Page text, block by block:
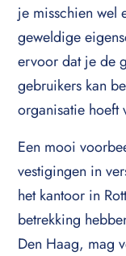
je misschien wel
geweldige
ervoor dat je de
gebruikers kan
organisatie hoeft
Een mooi
vestigingen in
het kantoor in
betrekking
Den Haag, mag